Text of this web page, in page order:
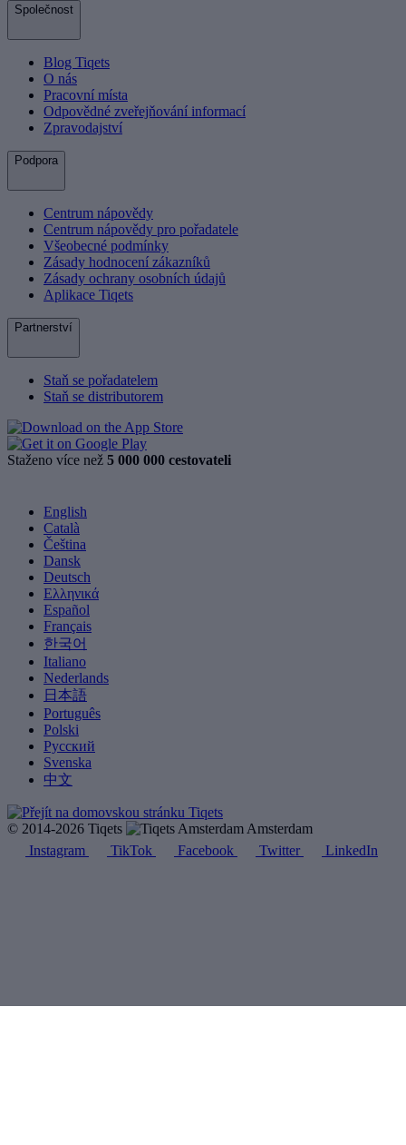
Společnost
Blog Tiqets
O nás
Pracovní místa
Odpovědné zveřejňování informací
Zpravodajství
Podpora
Centrum nápovědy
Centrum nápovědy pro pořadatele
Všeobecné podmínky
Zásady hodnocení zákazníků
Zásady ochrany osobních údajů
Aplikace Tiqets
Partnerství
Staň se pořadatelem
Staň se distributorem
Staženo více než 5 000 000 cestovateli
English
Català
Čeština
Dansk
Deutsch
Ελληνικά
Español
Français
한국어
Italiano
Nederlands
日本語
Português
Polski
Русский
Svenska
中文
© 2014-2026 Tiqets
Amsterdam
Instagram
TikTok Facebook Twitter LinkedIn